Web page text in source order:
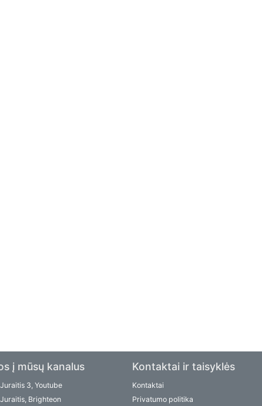
į mūsų kanalus
3, Youtube
Brighteon
Kontaktai ir taisyklės
Kontaktai
Privatumo politika